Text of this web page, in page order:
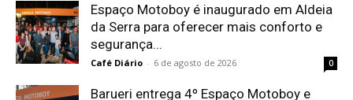
Espaço Motoboy é inaugurado em Aldeia
da Serra para oferecer mais conforto e
segurança...
Café Diário - 6 de agosto de 2026 0
Barueri entrega 4º Espaço Motoboy e